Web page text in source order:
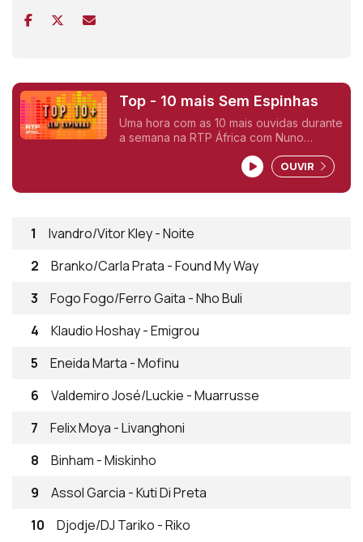
Top - 10 mais Sem Espinhas
Uma hora com as 10 mais ouvidas durante
a semana na RTP África com Nuno
OUVIR
1
Ivandro/Vitor Kley - Noite
2
Branko/Carla Prata - Found My Way
3
Fogo Fogo/Ferro Gaita - Nho Buli
4
Klaudio Hoshay - Emigrou
5
Eneida Marta - Mofinu
6
Valdemiro José/Luckie - Muarrusse
7
Felix Moya - Livanghoni
8
Binham - Miskinho
9
Assol Garcia - Kuti Di Preta
10
Djodje/DJ Tariko - Riko